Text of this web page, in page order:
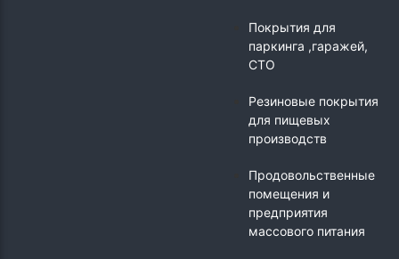
Покрытия для
паркинга ,гаражей,
СТО
Резиновые покрытия
для пищевых
производств
Продовольственные
помещения и
предприятия
массового питания